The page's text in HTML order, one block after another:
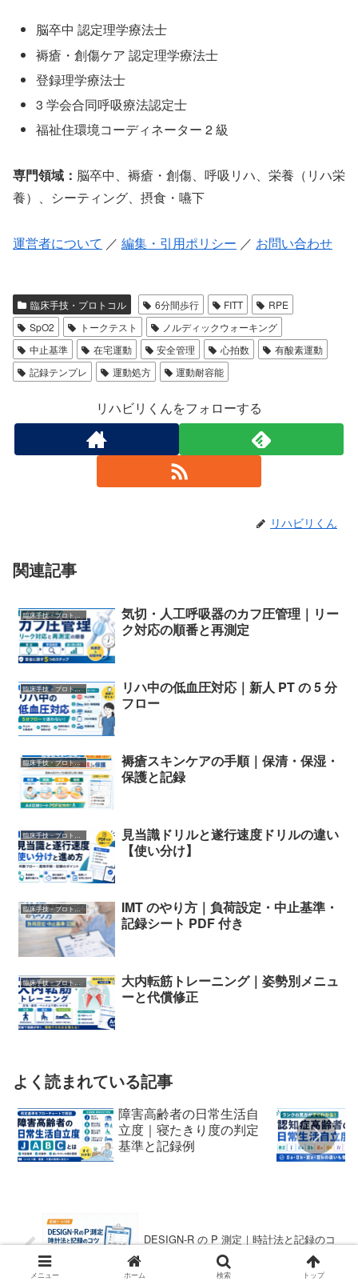
脳卒中 認定理学療法士
褥瘡・創傷ケア 認定理学療法士
登録理学療法士
3 学会合同呼吸療法認定士
福祉住環境コーディネーター 2 級
専門領域： 脳卒中、褥瘡・創傷、呼吸リハ、栄養（リハ栄
養）、シーティング、摂食・嚥下
運営者について ／ 編集・引用ポリシー ／ お問い合わせ
臨床手技・プロトコル 6分間歩行 FITT
RPE
SpO2
トークテスト
ノルディックウォーキング
中止基準
在宅運動 安全管理 心拍数
有酸素運動
記録テンプレ
運動処方 運動耐容能
リハビリくんをフォローする
リハビリくん
関連記事
臨床手技・プロトコル
気切・人工呼吸器のカフ圧管理｜リー
ク対応の順番と再測定
臨床手技・プロトコル
リハ中の低血圧対応｜新人 PT の 5 分
フロー
臨床手技・プロトコル
褥瘡スキンケアの手順｜保清・保湿・
保護と記録
臨床手技・プロトコル
見当識ドリルと遂行速度ドリルの違い
【使い分け】
臨床手技・プロトコル
IMT のやり方｜負荷設定・中止基準・
記録シート PDF 付き
臨床手技・プロトコル
大内転筋トレーニング｜姿勢別メニュ
ーと代償修正
よく読まれている記事
障害高齢者の日常生活自
立度｜寝たきり度の判定
基準と記録例
DESIGN-R の P 測定｜時計法と記録のコ
メニュー ホーム 検索 トップ